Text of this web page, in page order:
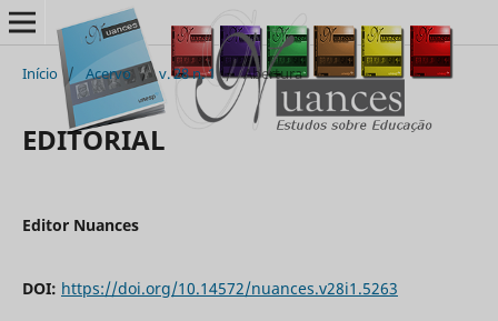
Início / Acervo / v. 28 n. 1 / Abertura
EDITORIAL
Editor Nuances
DOI: https://doi.org/10.14572/nuances.v28i1.5263